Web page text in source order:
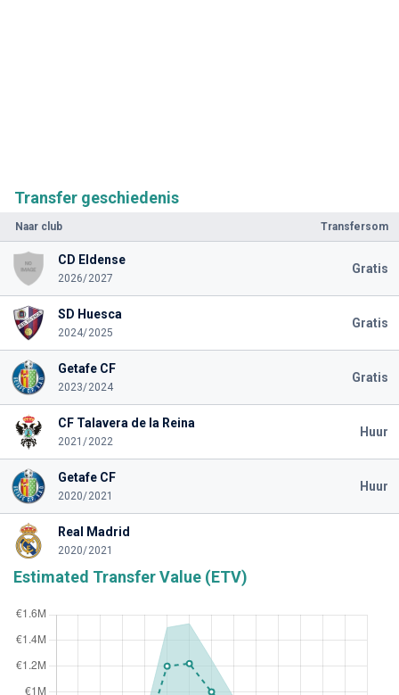
Transfer geschiedenis
Naar club Transfersom
CD Eldense
2026/2027
Gratis
SD Huesca
2024/2025
Gratis
Getafe CF
2023/2024
Gratis
CF Talavera de la Reina
2021/2022
Huur
Getafe CF
2020/2021
Huur
Real Madrid
2020/2021
Estimated Transfer Value (ETV)